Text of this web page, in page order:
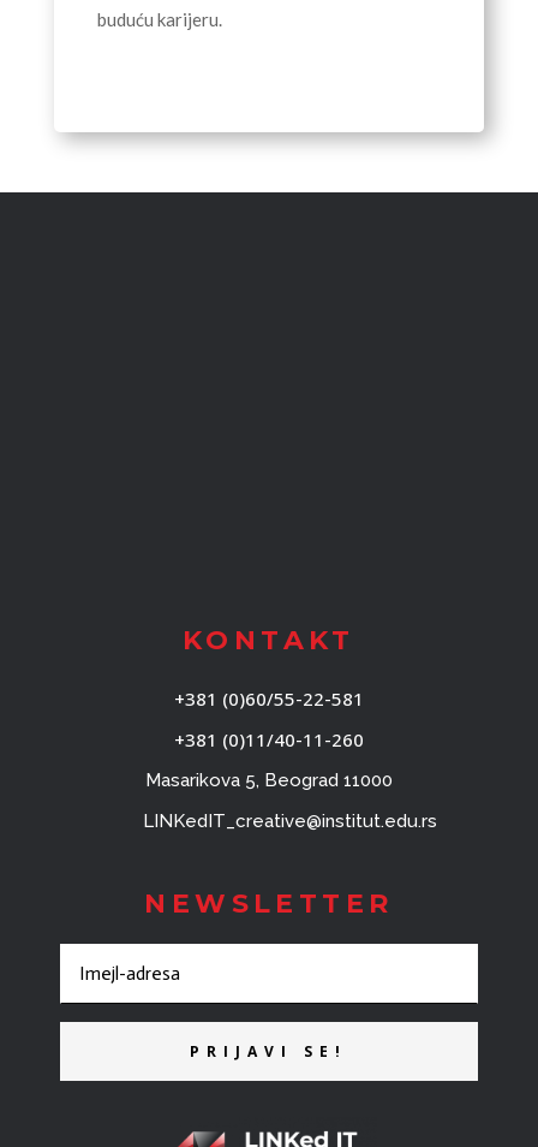
buduću karijeru.
KONTAKT
+381 (0)60/55-22-581
+381 (0)11/40-11-260
Masarikova 5, Beograd 11000
LINKedIT_creative@institut.edu.rs
NEWSLETTER